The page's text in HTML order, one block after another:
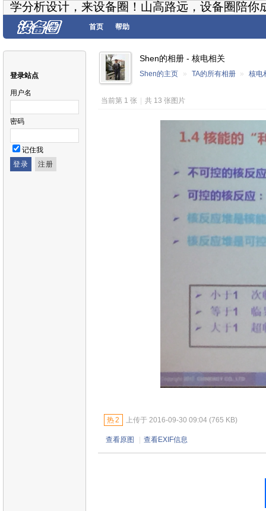
学分析设计，来设备圈！山高路远，设备圈陪你
首页 帮助
登录站点
用户名
密码
记住我
Shen的相册 - 核电相关
Shen的主页 » TA的所有相册 » 核电
当前第 1 张 共 13 张图片
热2 上传于 2016-09-30 09:04 (765 KB)
查看原图 查看EXIF信息